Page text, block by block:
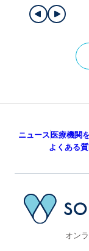
ニュース医療機関
よくある
オン